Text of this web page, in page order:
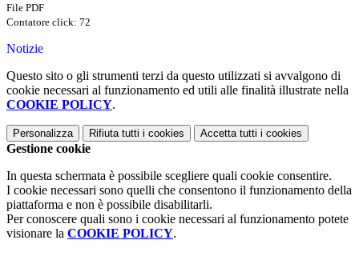
File PDF
Contatore click: 72
Notizie
Questo sito o gli strumenti terzi da questo utilizzati si avvalgono di
cookie necessari al funzionamento ed utili alle finalità illustrate nella
COOKIE POLICY.
Personalizza Rifiuta tutti i cookies Accetta tutti i cookies
Gestione cookie
In questa schermata è possibile scegliere quali cookie consentire.
I cookie necessari sono quelli che consentono il funzionamento della
piattaforma e non è possibile disabilitarli.
Per conoscere quali sono i cookie necessari al funzionamento potete
visionare la COOKIE POLICY.